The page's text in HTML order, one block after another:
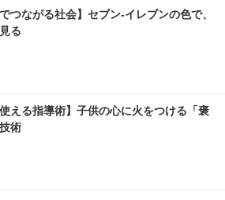
でつながる社会】セブン‐イレブンの色で、
る
使える指導術】子供の心に火をつける「褒
術